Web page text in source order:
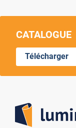
CATALOGUE
Télécharger